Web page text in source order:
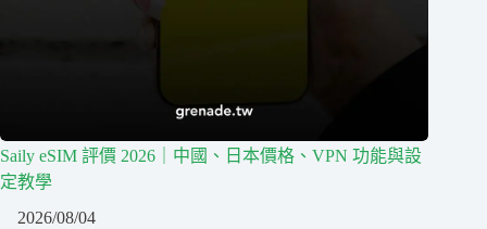
Saily eSIM 評價 2026｜中國、日本價格、VPN 功能與設
定教學
2026/08/04